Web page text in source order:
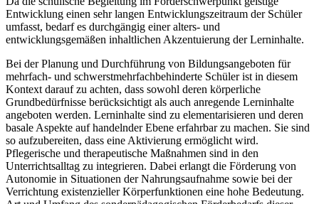
Entwicklung einen sehr langen Entwicklungszeitraum der Schüler
umfasst, bedarf es durchgängig einer alters- und
entwicklungsgemäßen inhaltlichen Akzentuierung der Lerninhalte.
Bei der Planung und Durchführung von Bildungsangeboten für
mehrfach- und schwerstmehrfachbehinderte Schüler ist in diesem
Kontext darauf zu achten, dass sowohl deren körperliche
Grundbedürfnisse berücksichtigt als auch anregende Lerninhalte
angeboten werden. Lerninhalte sind zu elementarisieren und deren
basale Aspekte auf handelnder Ebene erfahrbar zu machen. Sie sind
so aufzubereiten, dass eine Aktivierung ermöglicht wird.
Pflegerische und therapeutische Maßnahmen sind in den
Unterrichtsalltag zu integrieren. Dabei erlangt die Förderung von
Autonomie in Situationen der Nahrungsaufnahme sowie bei der
Verrichtung existenzieller Körperfunktionen eine hohe Bedeutung.